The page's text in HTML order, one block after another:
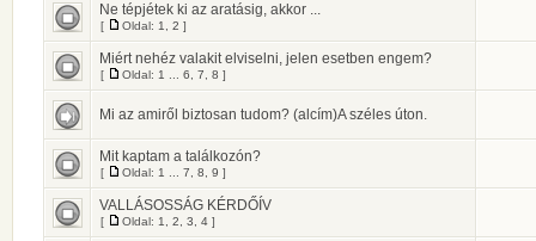
Ne tépjétek ki az aratásig, akkor ...
[ Oldal: 1 2 ]
Miért nehéz valakit elviselni, jelen esetben engem?
[ Oldal: 1 6 7 8 ]
Mi az amiről biztosan tudom? (alcím)A széles úton.
Mit kaptam a találkozón?
[ Oldal: 1 7 8 9 ]
VALLÁSOSSÁG KÉRDŐÍV
[ Oldal: 1 2 3 4 ]